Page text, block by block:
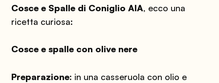
Cosce e Spalle di Coniglio AIA, ecco una
ricetta curiosa:
Cosce e spalle con olive nere
Preparazione: in una casseruola con olio e